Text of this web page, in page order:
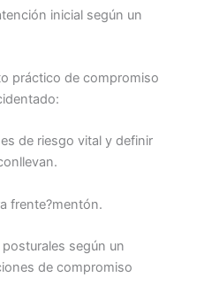
inicial según un
práctico de compromiso
de riesgo vital y definir
frente?mentón.
según un
de compromiso